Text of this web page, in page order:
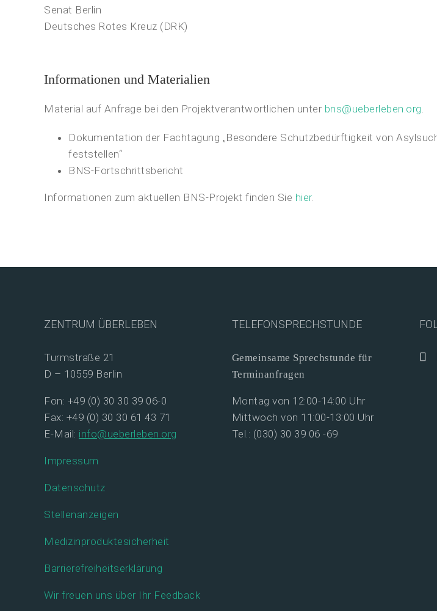
Senat Berlin
Deutsches Rotes Kreuz (DRK)
Informationen und Materialien
Material auf Anfrage bei den Projektverantwortlichen unter bns@ueberleben.org
Dokumentation der Fachtagung „Besondere Schutzbedürftigkeit von
feststellen“
BNS-Fortschrittsbericht
Informationen zum aktuellen BNS-Projekt finden Sie hier.
ZENTRUM ÜBERLEBEN
Turmstraße 21
D – 10559 Berlin
Fon: +49 (0) 30 30 39 06-0
Fax: +49 (0) 30 30 61 43 71
E-Mail: info@ueberleben.org
Impressum
Datenschutz
Stellenanzeigen
Medizinproduktesicherheit
Barrierefreiheitserklärung
Wir freuen uns über Ihr Feedback
TELEFONSPRECHSTUNDE
Gemeinsame Sprechstunde für
Terminanfragen
Montag von 12:00-14:00 Uhr
Mittwoch von 11:00-13:00 Uhr
Tel.: (030) 30 39 06 -69